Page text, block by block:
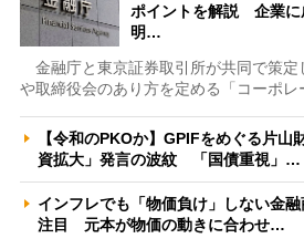
ポイントを解説 企業に
明…
金融庁と東京証券取引所が共同で策定
や取締役会のあり方を定める「コーポレ
【令和のPKOか】GPIFをめぐる片山
資拡大」発言の波紋 「国債重視」…
インフレでも「物価負け」しない金
注目 元本が物価の動きに合わせ…